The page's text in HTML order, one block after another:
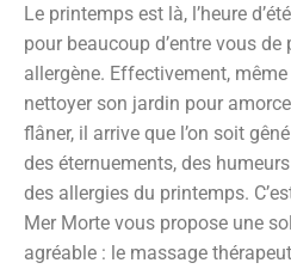
Le printemps est là, l’heure
pour beaucoup d’entre vous
allergène. Effectivement,
nettoyer son jardin pour
flâner, il arrive que l’on soit
des éternuements, des
des allergies du printemps.
Mer Morte vous propose une
agréable : le massage